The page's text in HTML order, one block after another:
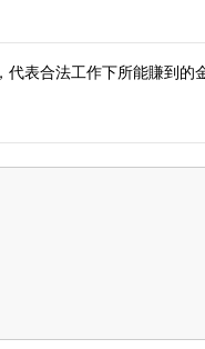
，代表合法工作下所能賺到的